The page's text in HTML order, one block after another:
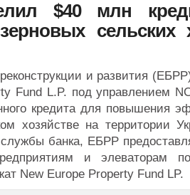
$40 млн
сельских
и развития
Fund L.P. под управлением
кредита для повышения
хозяйстве на территории
банка, ЕБРР
и элеваторам
New Europe Property Fund LP.